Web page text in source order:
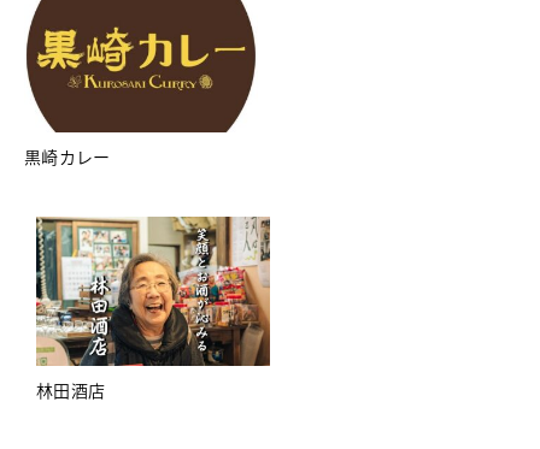
黒崎カレー
林田酒店